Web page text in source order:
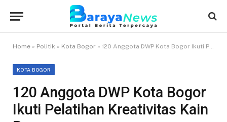
Home » Politik » Kota Bogor » 120 Anggota DWP Kota Bogor Ikuti Pelatihan Kreativitas Kain Perca
KOTA BOGOR
120 Anggota DWP Kota Bogor
Ikuti Pelatihan Kreativitas Kain